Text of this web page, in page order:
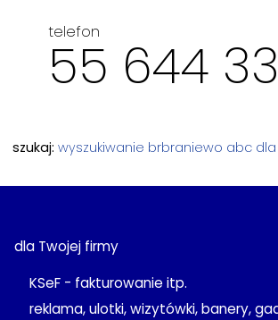
telefon
55 644
szukaj:wyszukiwanie brbraniewo abc dla
dla Twojej firmy
KSeF - fakturowanie itp.
reklama, ulotki, wizytówki, banery,